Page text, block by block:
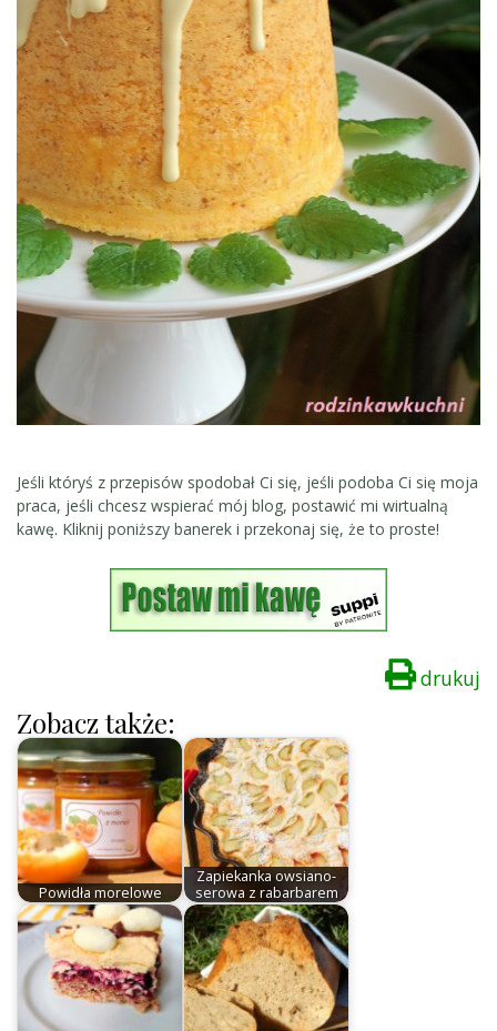
Jeśli któryś z przepisów spodobał Ci się, jeśli podoba Ci się moja
praca, jeśli chcesz wspierać mój blog, postawić mi wirtualną
kawę. Kliknij poniższy banerek i przekonaj się, że to proste!
drukuj
Zobacz także:
Powidła morelowe
Zapiekanka owsiano-
serowa z rabarbarem